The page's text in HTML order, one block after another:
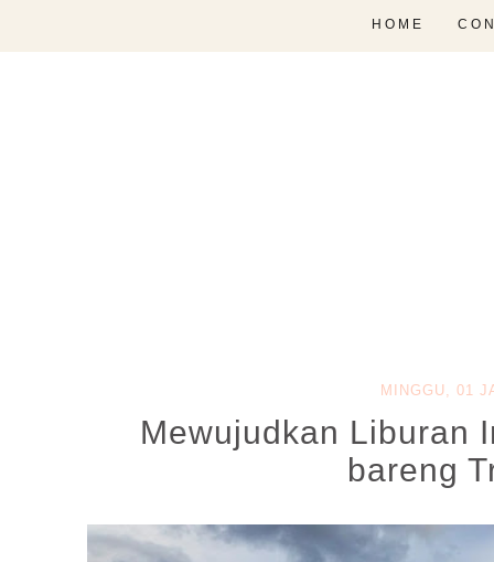
HOME
MINGGU, 01
Mewujudkan Liburan
bareng